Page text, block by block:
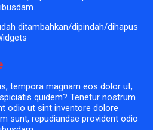
ditambahkan/dipindah/dihapus
tempora magnam eos dolor ut,
quidem? Tenetur nostrum
odio ut sint inventore dolore
sunt, repudiandae provident odio